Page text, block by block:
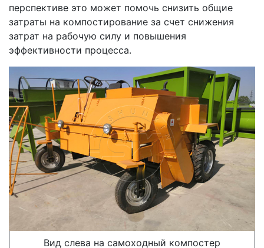
перспективе это может помочь снизить общие
затраты на компостирование за счет снижения
затрат на рабочую силу и повышения
эффективности процесса.
Вид слева на самоходный компостер